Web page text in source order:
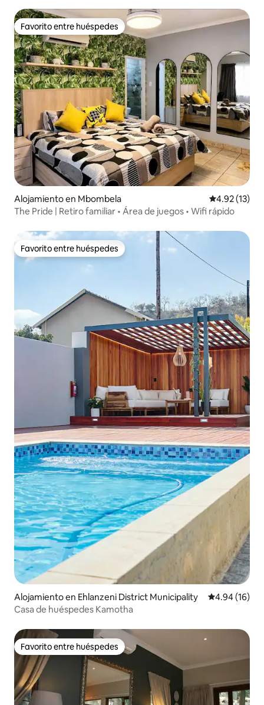
Favorito entre huéspedes
Favorito entre huéspedes
Alojamiento en Mbombela Calificación
4.92 (13)
The Pride | Retiro familiar • Área de juegos • Wifi rápido
Favorito entre huéspedes
Favorito entre huéspedes
Alojamiento en Ehlanzeni District Municipality Calificación
4.94 (16)
Casa de huéspedes Kamotha
Favorito entre huéspedes
Favorito entre huéspedes